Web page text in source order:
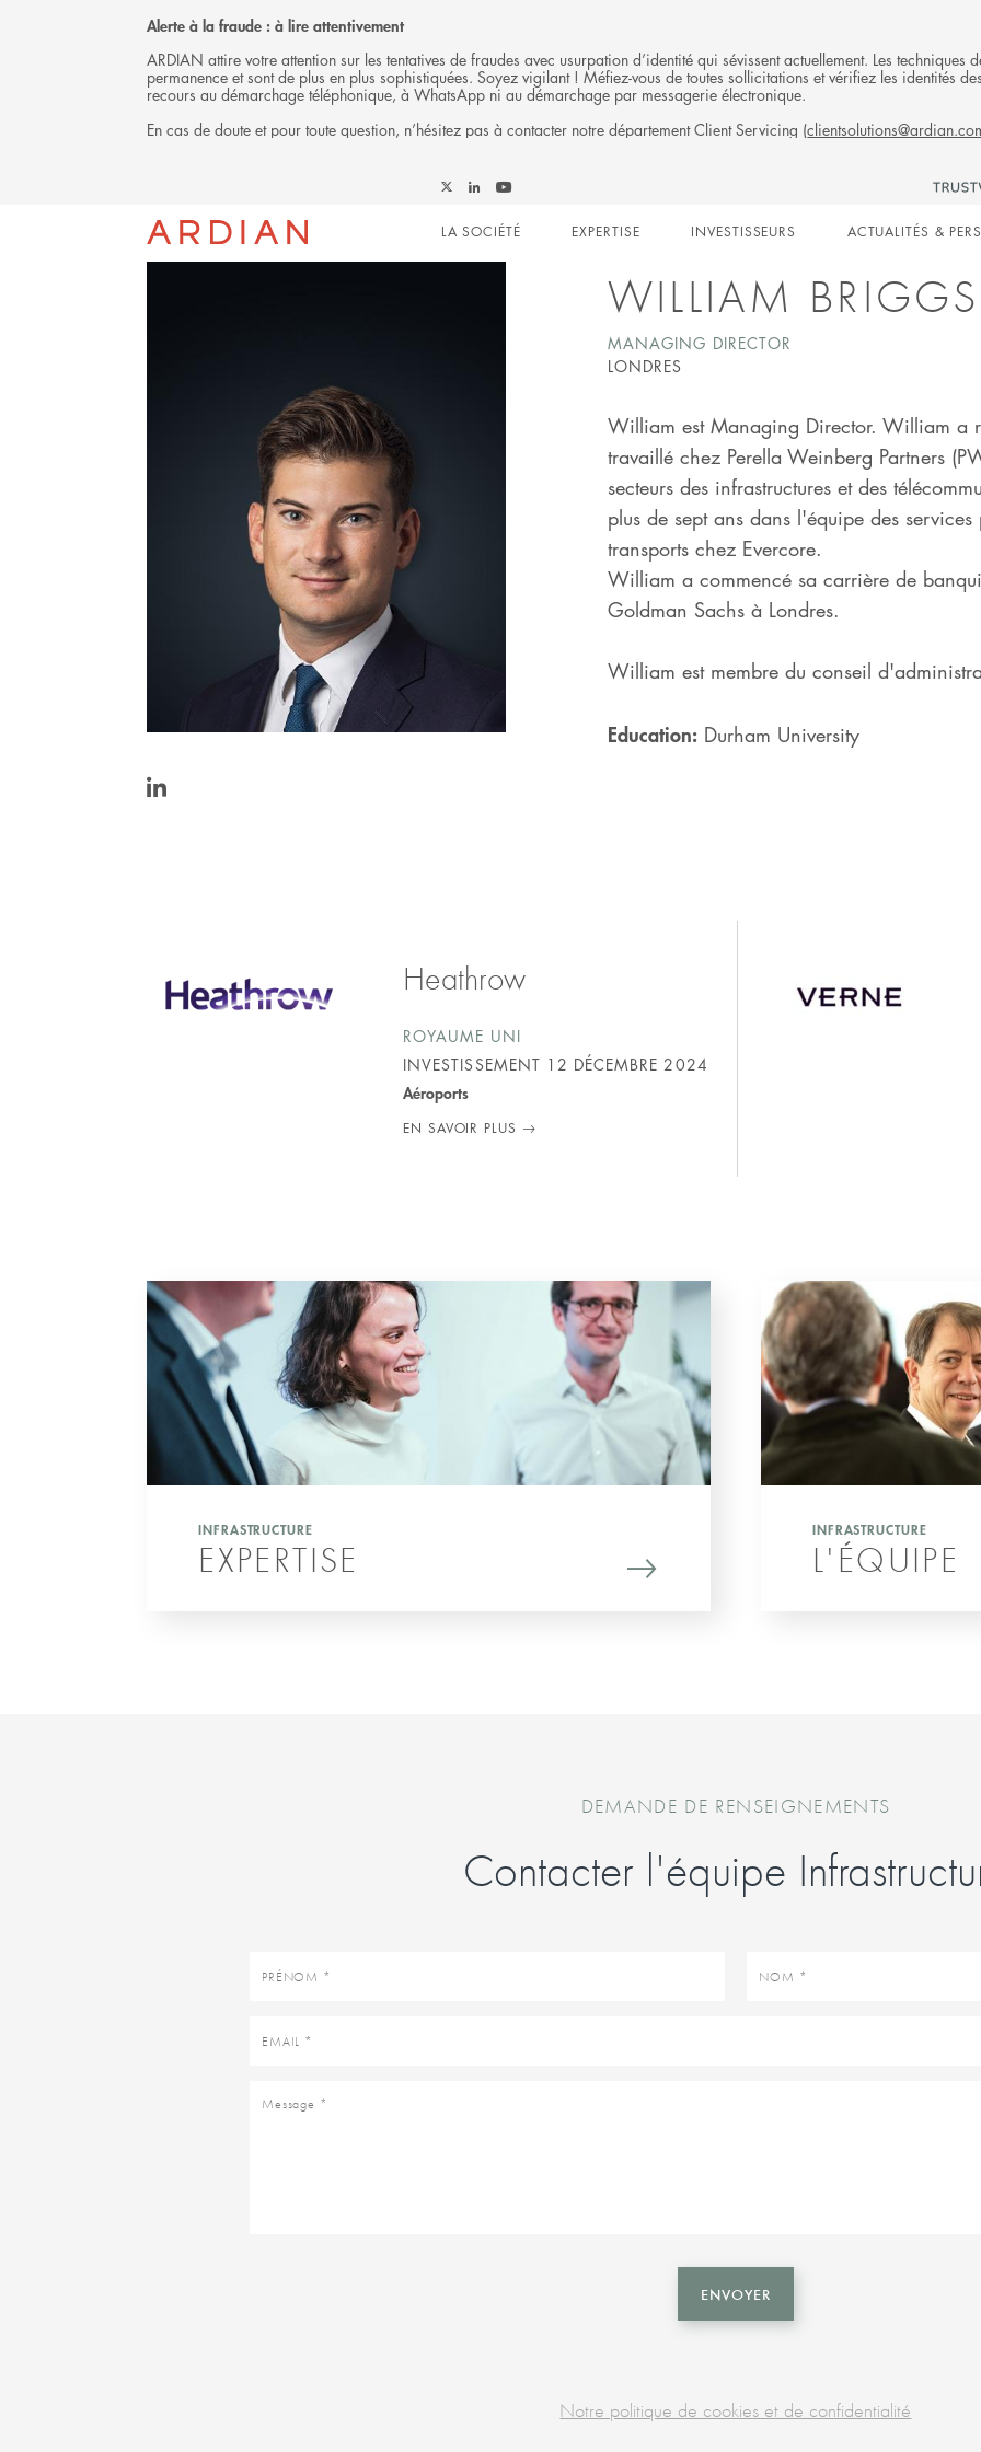
Alerte à la fraude : à lire attentivement
ARDIAN attire votre attention sur les tentatives de fraudes avec usurpation d’identité qui sévissent actuellement. Les techniques
permanence et sont de plus en plus sophistiquées. Soyez vigilant ! Méfiez-vous de toutes sollicitations et vérifiez les identités
recours au démarchage téléphonique, à WhatsApp ni au démarchage par messagerie électronique.
En cas de doute et pour toute question, n’hésitez pas à contacter notre département Client Servicing (
on
on
Ardian
on
Main
LA SOCIÉTÉ EXPERTISE INVESTISSEURS ACTUALITÉS &
WILLIAM BRIGGS
MANAGING DIRECTOR
LONDRES
William est Managing Director. William
travaillé chez Perella Weinberg Partners
secteurs des infrastructures et des
plus de sept ans dans l'équipe des
transports chez Evercore.
William a commencé sa carrière de
Goldman Sachs à Londres.
William est membre du conseil
Education: Durham University
Heathrow
ROYAUME UNI
INVESTISSEMENT 12 DÉCEMBRE 2024
Aéroports
EN SAVOIR PLUS
INFRASTRUCTURE
EXPERTISE
INFRASTRUCTURE
L'ÉQUIPE
DEMANDE DE RENSEIGNEMENTS
Contacter l'équipe
Prénom Nom
Email
Message
ENVOYER
Notre politique de cookies et de confidentialité